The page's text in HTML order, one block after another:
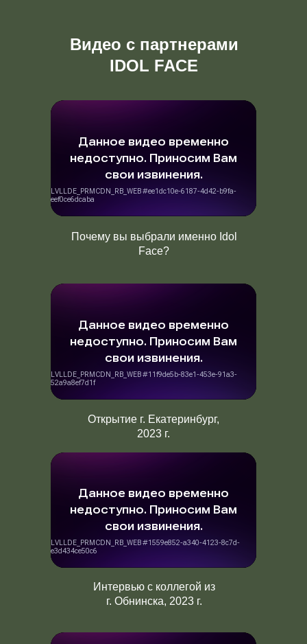
Видео с партнерами
IDOL FACE
Почему вы выбрали именно Idol
Face?
Открытие г. Екатеринбург,
2023 г.
Интервью с коллегой из
г. Обнинска, 2023 г.